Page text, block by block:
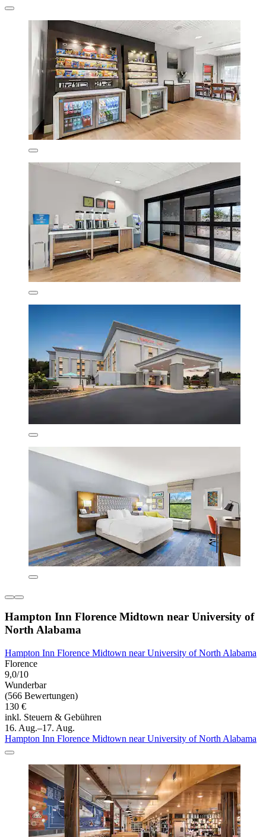
Hampton Inn Florence Midtown near University of
North Alabama
Hampton Inn Florence Midtown near University of North Alabama
Florence
9,0/10
Wunderbar
(566 Bewertungen)
130 €
inkl. Steuern & Gebühren
16. Aug.–17. Aug.
Hampton Inn Florence Midtown near University of North Alabama